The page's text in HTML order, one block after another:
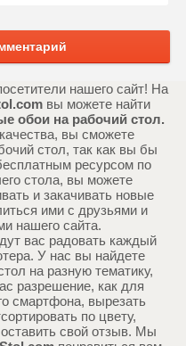
нашего сайт! На
вы можете найти
обои на рабочий стол.
вы сможете
стол, так как вы бы
ресурсом по
стола, вы можете
и закачивать новые
ими с друзьями и
нашего сайта.
вас радовать каждый
У нас вы найдете
на разную тематику,
разрешение, как для
смартфона, вырезать
по цвету,
свой отзыв. Мы